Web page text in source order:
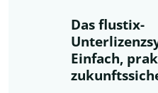
Das flustix-
Einfach,